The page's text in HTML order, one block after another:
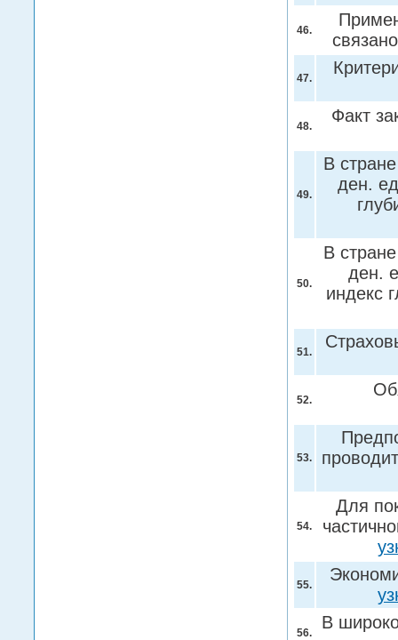
46.
47.
48.
Факт
49.
В
ден.
50.
В
ден.
индекс
51.
52.
53.
54.
Для
55.
56.
В